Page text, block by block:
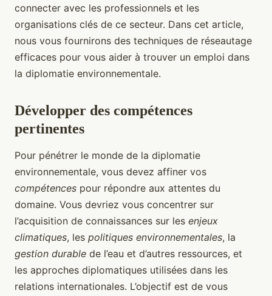
connecter avec les professionnels et les
organisations clés de ce secteur. Dans cet article,
nous vous fournirons des techniques de réseautage
efficaces pour vous aider à trouver un emploi dans
la diplomatie environnementale.
Développer des compétences
pertinentes
Pour pénétrer le monde de la diplomatie
environnementale, vous devez affiner vos
compétences pour répondre aux attentes du
domaine. Vous devriez vous concentrer sur
l’acquisition de connaissances sur les enjeux
climatiques, les politiques environnementales, la
gestion durable de l’eau et d’autres ressources, et
les approches diplomatiques utilisées dans les
relations internationales. L’objectif est de vous